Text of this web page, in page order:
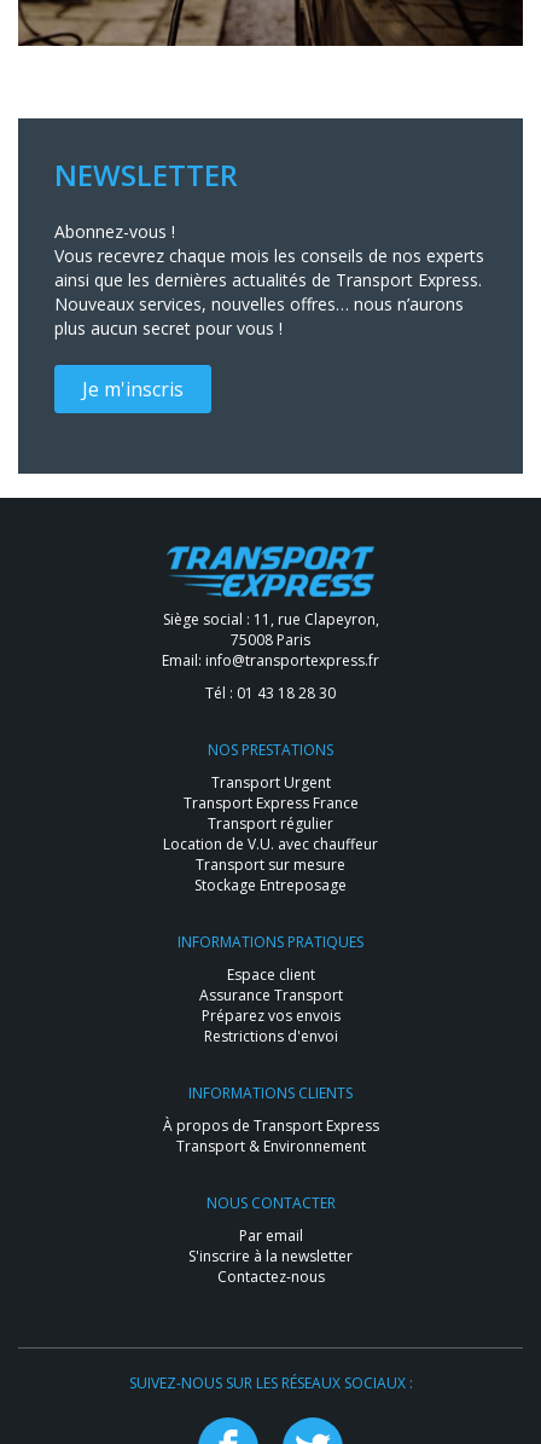
NEWSLETTER
Abonnez-vous !
Vous recevrez chaque mois les conseils de nos experts
ainsi que les dernières actualités de Transport Express.
Nouveaux services, nouvelles offres… nous n’aurons
plus aucun secret pour vous !
Je m'inscris
Siège social : 11, rue Clapeyron,
75008 Paris
Email: info@transportexpress.fr
Tél : 01 43 18 28 30
NOS PRESTATIONS
Transport Urgent
Transport Express France
Transport régulier
Location de V.U. avec chauffeur
Transport sur mesure
Stockage Entreposage
INFORMATIONS PRATIQUES
Espace client
Assurance Transport
Préparez vos envois
Restrictions d'envoi
INFORMATIONS CLIENTS
À propos de Transport Express
Transport & Environnement
NOUS CONTACTER
Par email
S'inscrire à la newsletter
Contactez-nous
SUIVEZ-NOUS SUR LES RÉSEAUX SOCIAUX :